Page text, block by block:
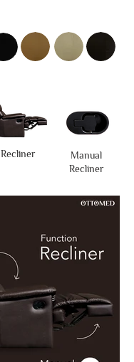
Recliner
Manual
Recliner